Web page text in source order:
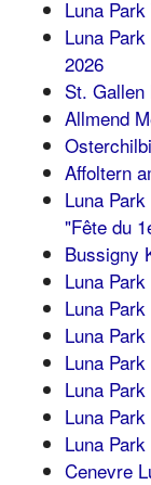
Luna
Luna
2026
St. Gallen
Allmend
Affoltern
Luna
"Fête du
Bussigny
Luna
Luna
Luna
Luna
Luna
Luna
Luna
Cenevre